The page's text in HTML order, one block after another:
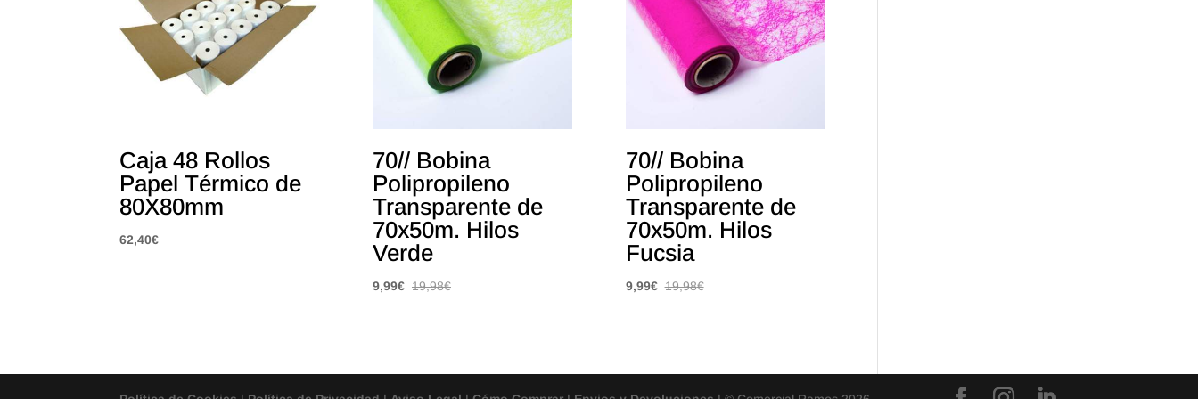
Caja 48 Rollos
Papel Térmico de
80X80mm
62,40€
70// Bobina
Polipropileno
Transparente de
70x50m. Hilos
Verde
9,99€ 19,98€
70// Bobina
Polipropileno
Transparente de
70x50m. Hilos
Fucsia
9,99€ 19,98€